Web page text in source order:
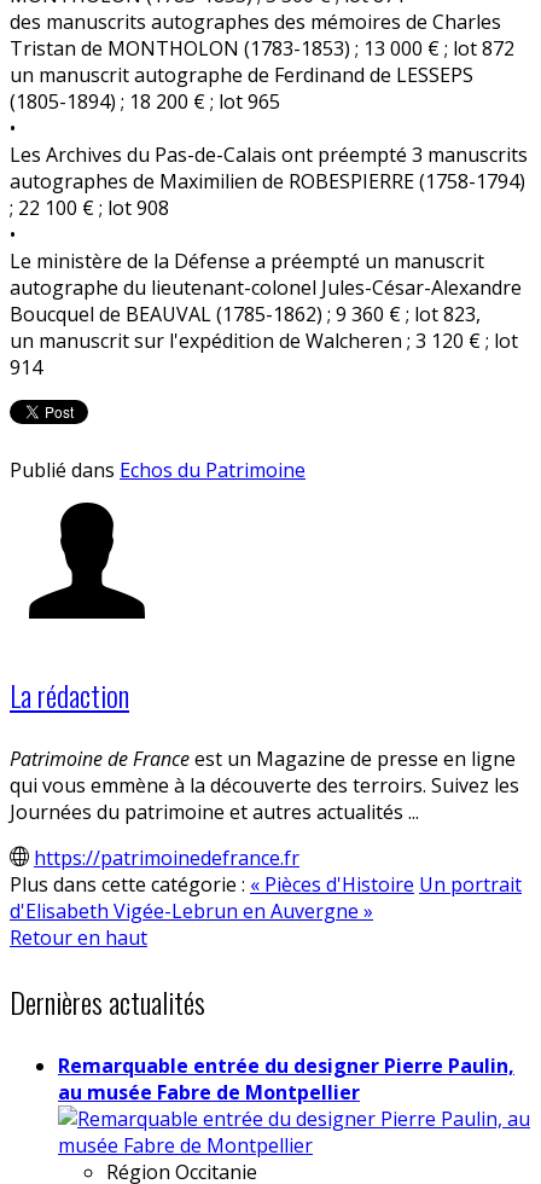
des manuscrits autographes des mémoires de Charles
Tristan de MONTHOLON (1783-1853) ; 13 000 € ; lot 872
un manuscrit autographe de Ferdinand de LESSEPS
(1805-1894) ; 18 200 € ; lot 965
•
Les Archives du Pas-de-Calais ont préempté 3 manuscrits
autographes de Maximilien de ROBESPIERRE (1758-1794)
; 22 100 € ; lot 908
•
Le ministère de la Défense a préempté un manuscrit
autographe du lieutenant-colonel Jules-César-Alexandre
Boucquel de BEAUVAL (1785-1862) ; 9 360 € ; lot 823,
un manuscrit sur l'expédition de Walcheren ; 3 120 € ; lot
914
Publié dans Echos du Patrimoine
La rédaction
Patrimoine de Franceest un Magazine de presse en ligne
qui vous emmène à la découverte des terroirs. Suivez les
Journées du patrimoine et autres actualités ...
https://patrimoinedefrance.fr
Plus dans cette catégorie : « Pièces d'Histoire Un portrait
d'Elisabeth Vigée-Lebrun en Auvergne »
Retour en haut
Dernières actualités
Remarquable entrée du designer Pierre Paulin,
au musée Fabre de Montpellier
Région Occitanie